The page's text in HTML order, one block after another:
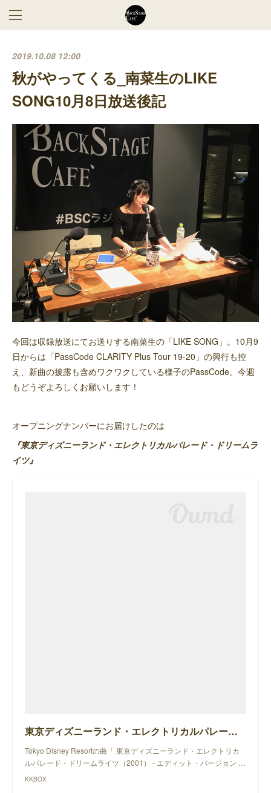
2019.10.08 12:00
秋がやってくる_南菜生のLIKE
SONG10月8日放送後記
今回は収録放送にてお送りする南菜生の「LIKE SONG」。10月9
日からは「PassCode CLARITY Plus Tour 19-20」の興行も控
え、新曲の披露も含めワクワクしている様子のPassCode。今週
もどうぞよろしくお願いします！
オープニングナンバーにお届けしたのは
『東京ディズニーランド・エレクトリカルパレード・ドリームラ
イツ』
東京ディズニーランド・エレクトリカルパレード・ドリームライツ（2001） - エディット・バージョン / 2001
Tokyo Disney Resortの曲「 東京ディズニーランド・エレクトリカ
ルパレード・ドリームライツ（2001） - エディット・バージョン …
KKBOX